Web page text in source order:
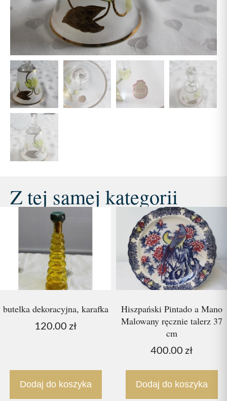
Z tej samej kategorii
butelka dekoracyjna, karafka
120.00 zł
Dodaj do koszyka
Hiszpański Pintado a Mano
Malowany ręcznie talerz 37
cm
400.00 zł
Dodaj do koszyka